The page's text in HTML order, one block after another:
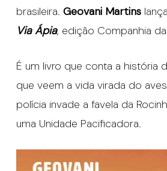
brasileira. Geovani Martins
Via Ápia, edição Companhia
É um livro que conta a história
que veem a vida virada do
polícia invade a favela da
uma Unidade Pacificadora.